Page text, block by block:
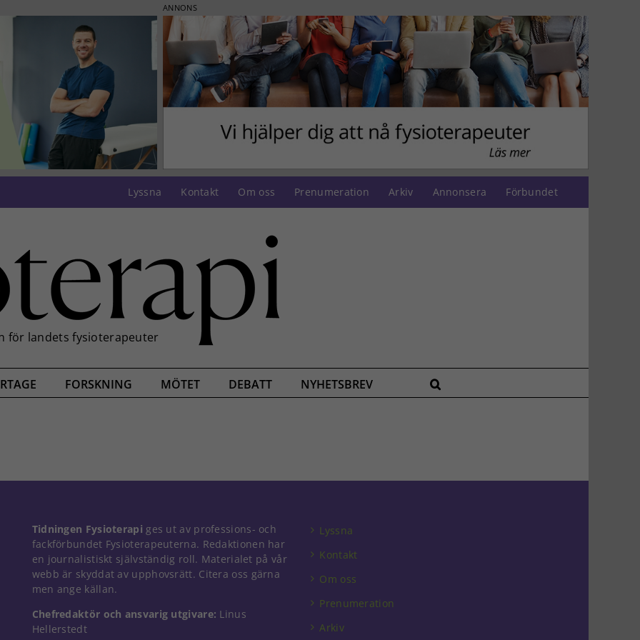
ANNONS
Lyssna Kontakt Om oss Prenumeration Arkiv Annonsera Förbundet
FORSKNING MÖTET DEBATT NYHETSBREV
Tidningen Fysioterapi ges ut av professions- och
fackförbundet Fysioterapeuterna. Redaktionen har
en journalistiskt självständig roll. Materialet på vår
webb är skyddat av upphovsrätt. Citera oss gärna
men ange källan.
Chefredaktör och ansvarig utgivare: Linus
Hellerstedt
Lyssna
Kontakt
Om oss
Prenumeration
Arkiv